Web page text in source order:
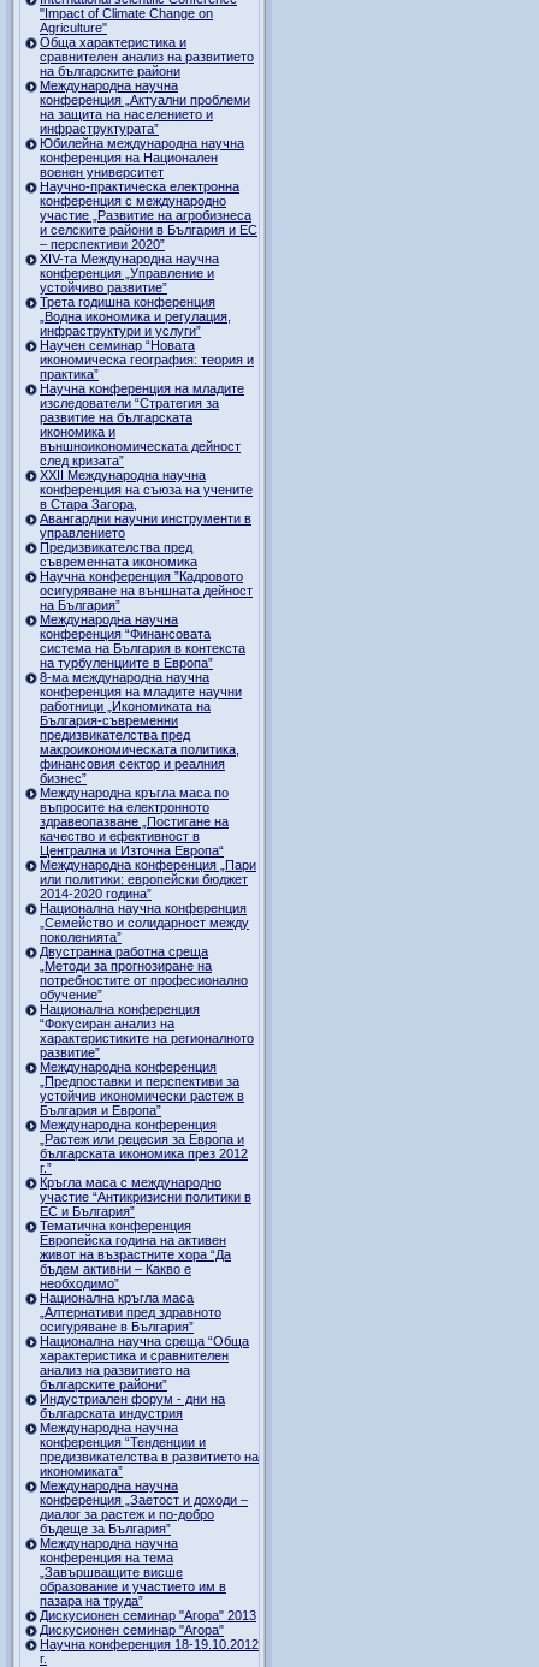
"Impact of Climate Change on
Agriculture"
Обща характеристика и
сравнителен анализ на развитието
на българските райони
Международна научна
конференция „Актуални проблеми
на защита на населението и
инфраструктурата”
Юбилейна международна научна
конференция на Национален
военен университет
Научно-практическа електронна
конференция с международно
участие „Развитие на агробизнеса
и селските райони в България и ЕС
– перспективи 2020”
XIV-та Международна научна
конференция „Управление и
устойчиво развитие”
Трета годишна конференция
„Водна икономика и регулация,
инфраструктури и услуги”
Научен семинар “Новата
икономическа география: теория и
практика”
Научна конференция на младите
изследователи “Стратегия за
развитие на българската
икономика и
външноикономическата дейност
след кризата”
ХХII Международна научна
конференция на съюза на учените
в Стара Загора,
Авангардни научни инструменти в
управлението
Предизвикателства пред
съвременната икономика
Научна конференция ”Кадровото
осигуряване на външната дейност
на България”
Международна научна
конференция “Финансовата
система на България в контекста
на турбуленциите в Европа”
8-ма международна научна
конференция на младите научни
работници „Икономиката на
България-съвременни
предизвикателства пред
макроикономическата политика,
финансовия сектор и реалния
бизнес”
Международна кръгла маса по
въпросите на електронното
здравеопазване „Постигане на
качество и ефективност в
Централна и Източна Европа“
Международна конференция „Пари
или политики: европейски бюджет
2014-2020 година”
Национална научна конференция
„Семейство и солидарност между
поколенията”
Двустранна работна среща
„Методи за прогнозиране на
потребностите от професионално
обучение”
Национална конференция
“Фокусиран анализ на
характеристиките на регионалното
развитие”
Международна конференция
„Предпоставки и перспективи за
устойчив икономически растеж в
България и Европа”
Международна конференция
„Растеж или рецесия за Европа и
българската икономика през 2012
г.”
Кръгла маса с международно
участие “Антикризисни политики в
ЕС и България”
Тематична конференция
Европейска година на активен
живот на възрастните хора “Да
бъдем активни – Какво е
необходимо”
Национална кръгла маса
„Алтернативи пред здравното
осигуряване в България”
Национална научна среща “Обща
характеристика и сравнителен
анализ на развитието на
българските райони”
Индустриален форум - дни на
българската индустрия
Международна научна
конференция “Тенденции и
предизвикателства в развитието на
икономиката”
Международна научна
конференция „Заетост и доходи –
диалог за растеж и по-добро
бъдеще за България”
Международна научна
конференция на тема
„Завършващите висше
образование и участието им в
пазара на труда”
Дискусионен семинар "Агора" 2013
Дискусионен семинар "Агора"
Научна конференция 18-19.10.2012
г.